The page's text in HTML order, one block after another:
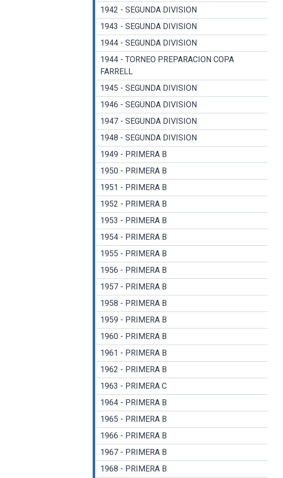
1942 - SEGUNDA DIVISION
1943 - SEGUNDA DIVISION
1944 - SEGUNDA DIVISION
1944 - TORNEO PREPARACION COPA
FARRELL
1945 - SEGUNDA DIVISION
1946 - SEGUNDA DIVISION
1947 - SEGUNDA DIVISION
1948 - SEGUNDA DIVISION
1949 - PRIMERA B
1950 - PRIMERA B
1951 - PRIMERA B
1952 - PRIMERA B
1953 - PRIMERA B
1954 - PRIMERA B
1955 - PRIMERA B
1956 - PRIMERA B
1957 - PRIMERA B
1958 - PRIMERA B
1959 - PRIMERA B
1960 - PRIMERA B
1961 - PRIMERA B
1962 - PRIMERA B
1963 - PRIMERA C
1964 - PRIMERA B
1965 - PRIMERA B
1966 - PRIMERA B
1967 - PRIMERA B
1968 - PRIMERA B